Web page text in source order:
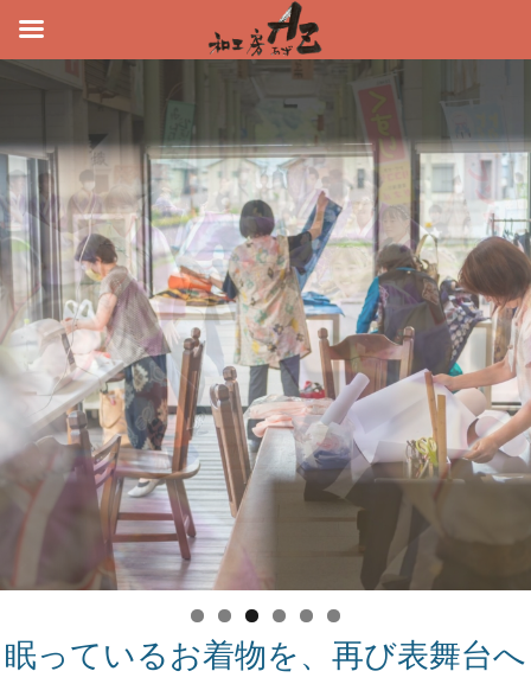
眠っているお着物を、再び表舞台へ